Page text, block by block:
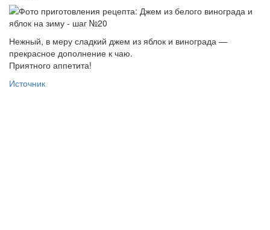
Нежный, в меру сладкий джем из яблок и винограда —
прекрасное дополнение к чаю.
Приятного аппетита!
Источник